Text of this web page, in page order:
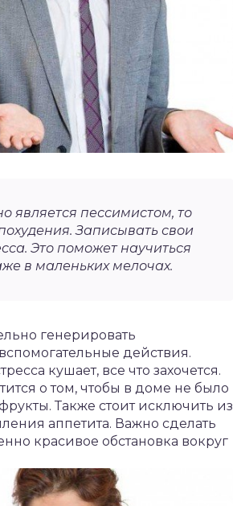
является пессимистом, то
Записывать свои
Это поможет научиться
в маленьких мелочах.
генерировать
действия.
кушает, все что захочется.
о том, чтобы в доме не было
Также стоит исключить из
аппетита. Важно сделать
красивое обстановка вокруг